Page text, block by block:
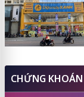
CHỨNG